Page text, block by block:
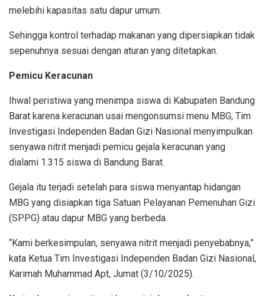
melebihi kapasitas satu dapur umum.
Sehingga kontrol terhadap makanan yang dipersiapkan tidak
sepenuhnya sesuai dengan aturan yang ditetapkan.
Pemicu Keracunan
Ihwal peristiwa yang menimpa siswa di Kabupaten Bandung
Barat karena keracunan usai mengonsumsi menu MBG, Tim
Investigasi Independen Badan Gizi Nasional menyimpulkan
senyawa nitrit menjadi pemicu gejala keracunan yang
dialami 1.315 siswa di Bandung Barat.
Gejala itu terjadi setelah para siswa menyantap hidangan
MBG yang disiapkan tiga Satuan Pelayanan Pemenuhan Gizi
(SPPG) atau dapur MBG yang berbeda.
“Kami berkesimpulan, senyawa nitrit menjadi penyebabnya,”
kata Ketua Tim Investigasi Independen Badan Gizi Nasional,
Karimah Muhammad Apt, Jumat (3/10/2025).